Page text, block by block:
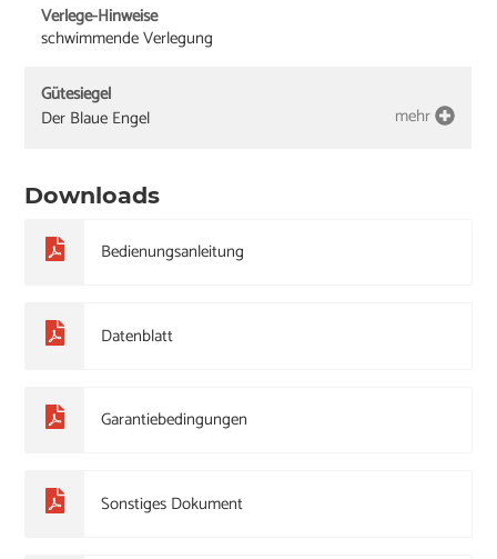
Verlege-Hinweise
schwimmende Verlegung
Gütesiegel
Der Blaue Engel
mehr
Downloads
Bedienungsanleitung
Datenblatt
Garantiebedingungen
Sonstiges Dokument